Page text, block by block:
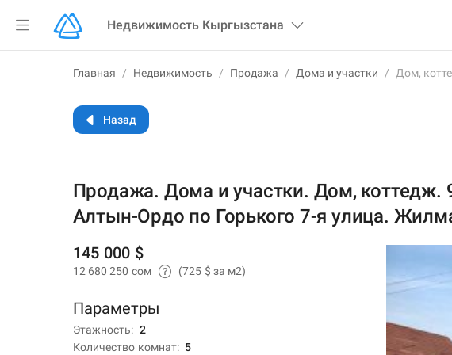
Недвижимость Кыргызстана
Главная / Недвижимость / Продажа / Дома и участки / Дом,
Назад
Продажа. Дома и участки. Дом,
Алтын-Ордо по Горького 7-я улица.
145 000 $
12 680 250 сом (725 $ за м2)
Параметры
Этажность
2
Количество комнат
5